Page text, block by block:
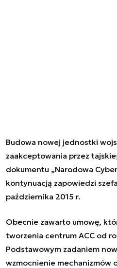
Budowa nowej jednostki
zaakceptowania przez
dokumentu „Narodowa
kontynuacją zapowiedzi
października 2015 r.
Obecnie zawarto umowę,
tworzenia centrum ACC od
Podstawowym zadaniem
wzmocnienie mechanizmów